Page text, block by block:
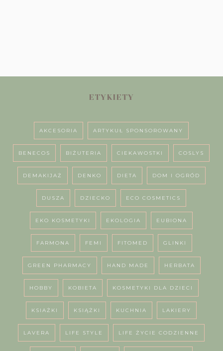
ETYKIETY
AKCESORIA ARTYKUŁ SPONSOROWANY
BENECOS BIŻUTERIA CIEKAWOSTKI COSLYS
DEMAKIJAŻ DENKO DIETA DOM I OGRÓD
DUSZA DZIECKO ECO COSMETICS
EKO KOSMETYKI EKOLOGIA EUBIONA
FARMONA FEMI FITOMED GLINKI
GREEN PHARMACY HAND MADE HERBATA
HOBBY KOBIETA KOSMETYKI DLA DZIECI
KSIAŻKI KSIĄŻKI KUCHNIA LAKIERY
LAVERA LIFE STYLE LIFE ŻYCIE CODZIENNE